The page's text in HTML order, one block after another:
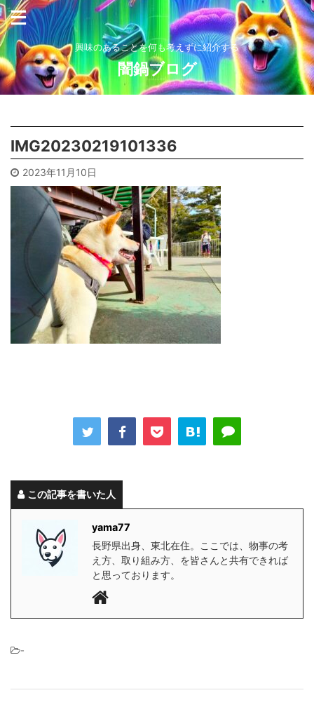
興味のあることを何も考えずに紹介する
闇鍋ブログ
IMG20230219101336
2023年11月10日
この記事を書いた人
yama77
長野県出身、東北在住。ここでは、物事の考
え方、取り組み方、を皆さんと共有できれば
と思っております。
-